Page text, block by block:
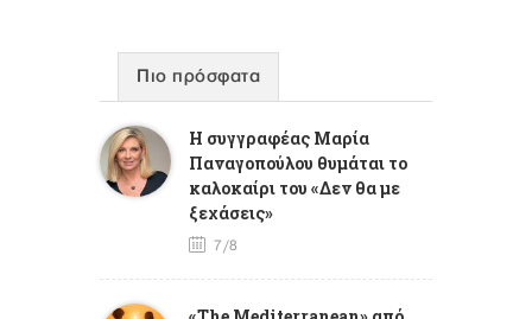
Πιο πρόσφατα
Η συγγραφέας Μαρία
Παναγοπούλου θυμάται το
καλοκαίρι του «Δεν θα με
ξεχάσεις»
7/8